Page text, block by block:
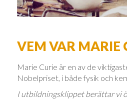
VEM VAR MARIE
Marie Curie är en av de
Nobelpriset, i både fysik och
I utbildningsklippet berättar vi